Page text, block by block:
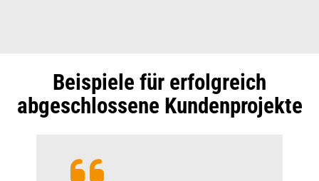
Einleitung
Beispiele für erfolgreich
abgeschlossene Kundenprojekte